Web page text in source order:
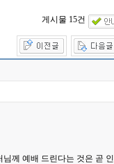
게시물 15건
께 예배 드린다는 것은 곧 인